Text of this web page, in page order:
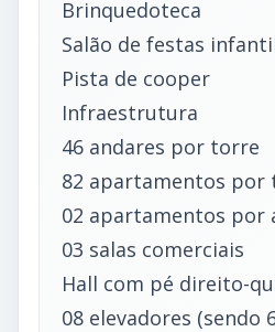
Brinquedoteca
Salão de festas
Pista de cooper
Infraestrutura
46 andares por torre
82 apartamentos por
02 apartamentos por
03 salas comerciais
Hall com pé direito-
08 elevadores (sendo